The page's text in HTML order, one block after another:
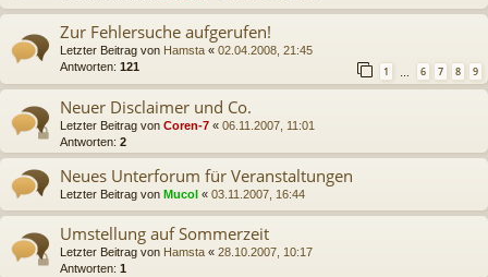
Zur Fehlersuche aufgerufen!
Letzter Beitrag von Hamsta « 02.04.2008, 21:45
Antworten: 121 1 … 6 7 8 9
Neuer Disclaimer und Co.
Letzter Beitrag von Coren-7 « 06.11.2007, 11:01
Antworten: 2
Neues Unterforum für Veranstaltungen
Letzter Beitrag von Mucol « 03.11.2007, 16:44
Umstellung auf Sommerzeit
Letzter Beitrag von Hamsta « 28.10.2007, 10:17
Antworten: 1